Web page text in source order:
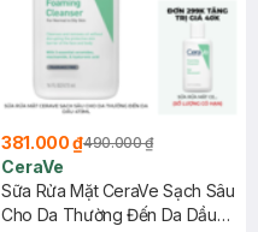
381.000 ₫490.000 ₫
CeraVe
Sữa Rửa Mặt CeraVe Sạch Sâu
Cho Da Thường Đến Da Dầu